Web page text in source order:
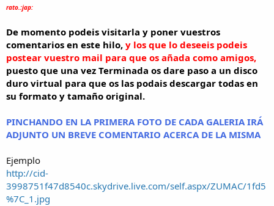
rato.:jap:
De momento podeis visitarla y poner vuestros
comentarios en este hilo, y los que lo deseeis podeis
postear vuestro mail para que os añada como amigos,
puesto que una vez Terminada os dare paso a un disco
duro virtual para que os las podais descargar todas en
su formato y tamaño original.
PINCHANDO EN LA PRIMERA FOTO DE CADA GALERIA IRÁ
ADJUNTO UN BREVE COMENTARIO ACERCA DE LA MISMA
Ejemplo
http://cid-
3998751f47d8540c.skydrive.live.com/self.aspx/ZUMAC/1fd5
%7C_1.jpg